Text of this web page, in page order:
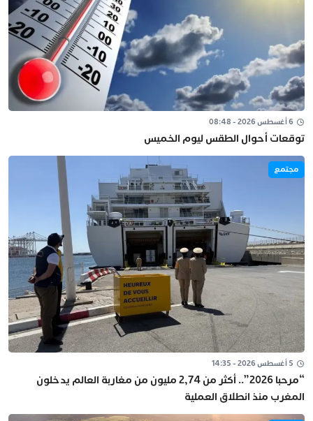
6 أغسطس 2026 - 08:48
توقعات أحوال الطقس ليوم الخميس
مجتمع
5 أغسطس 2026 - 14:35
“مرحبا 2026”.. أكثر من 2,74 مليون من مغاربة العالم يدخلون
المغرب منذ انطلاق العملية